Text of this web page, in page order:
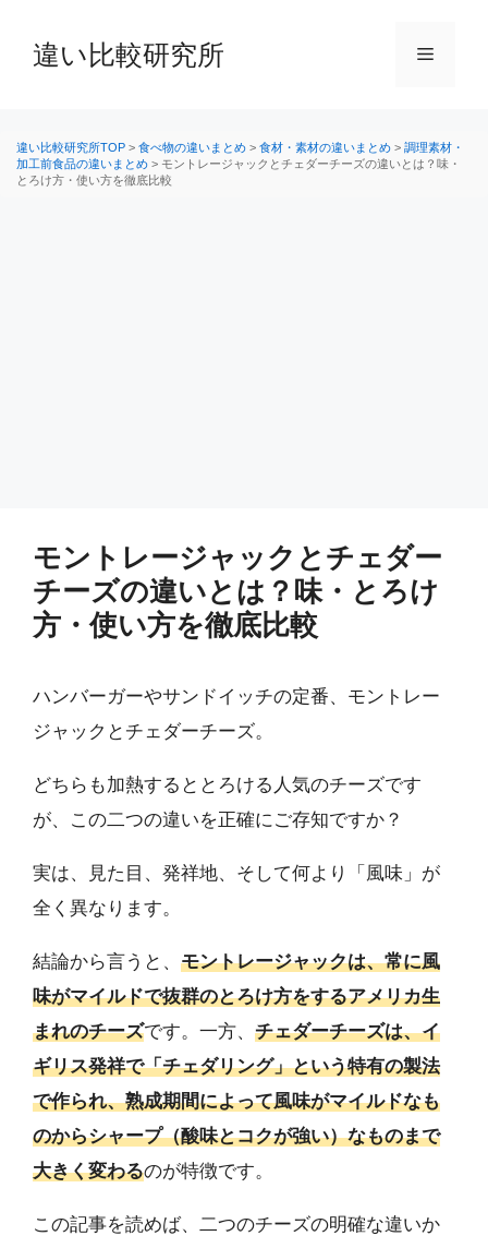
へ
ス
違い比較研究所 メ
違い比較研究所TOP > 食べ物の違いまとめ > 食材・素材の違いまとめ > 調理素材・
加工前食品の違いまとめ > モントレージャックとチェダーチーズの違いとは？味・
とろけ方・使い方を徹底比較
モントレージャックとチェダー
チーズの違いとは？味・とろけ
方・使い方を徹底比較
ハンバーガーやサンドイッチの定番、モントレー
ジャックとチェダーチーズ。
どちらも加熱するととろける人気のチーズです
が、この二つの違いを正確にご存知ですか？
実は、見た目、発祥地、そして何より「風味」が
全く異なります。
結論から言うと、 モントレージャックは、常に風
味がマイルドで抜群のとろけ方をするアメリカ生
まれのチーズです。一方、 チェダーチーズは、イ
ギリス発祥で「チェダリング」という特有の製法
で作られ、熟成期間によって風味がマイルドなも
のからシャープ（酸味とコクが強い）なものまで
大きく変わるのが特徴です。
この記事を読めば、二つのチーズの明確な違いか